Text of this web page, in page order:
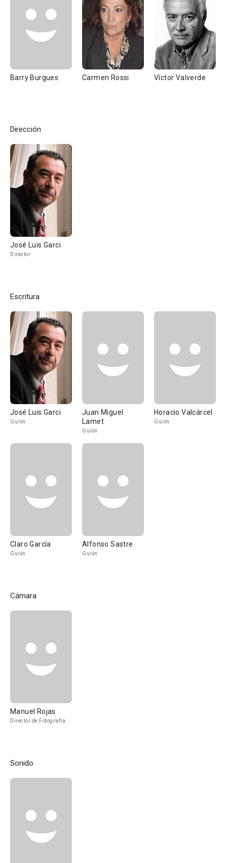
Barry Burgues Carmen Rossi Víctor Valverde
Dirección
José Luis Garci
Director
Escritura
José Luis Garci
Guión
Juan Miguel
Lamet
Guión
Horacio Valcárcel
Guión
Claro García
Guión
Alfonso Sastre
Guión
Cámara
Manuel Rojas
Director de Fotografía
Sonido